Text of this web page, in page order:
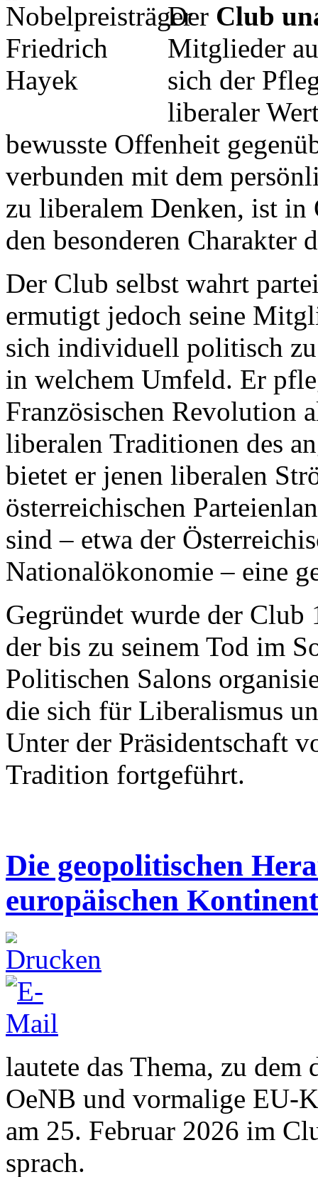
Der Club
Mitglieder
sich der
liberaler
bewusste Offenheit
verbunden mit dem
zu liberalem Denken, ist
den besonderen Charakter
Der Club selbst wahrt
ermutigt jedoch seine
sich individuell politisch
in welchem Umfeld. Er
Französischen Revolution
liberalen Traditionen des
bietet er jenen liberalen
österreichischen
sind – etwa der
Nationalökonomie – eine
Gegründet wurde der
der bis zu seinem Tod im
Politischen Salons
die sich für Liberalismus
Unter der Präsidentschaft
Tradition fortgeführt.
Die geopolitischen
europäischen Kontinent
lautete das Thema, zu dem
OeNB und vormalige EU-
am 25. Februar 2026 im
sprach.